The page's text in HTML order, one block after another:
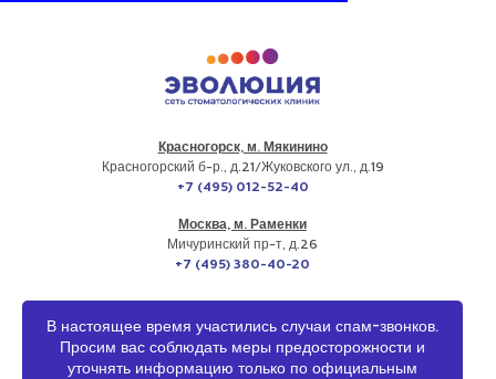
Красногорск, м. Мякинино
Красногорский б-р., д.21 /Жуковского ул., д.19
+7 (495) 012-52-40
Москва, м. Раменки
Мичуринский пр-т, д.26
+7 (495) 380-40-20
В настоящее время участились случаи спам-звонков.
Просим вас соблюдать меры предосторожности и
уточнять информацию только по официальным